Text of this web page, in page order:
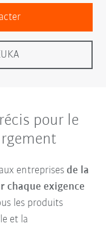
pour le
entreprisesde la
chaque exigence
les produits
et la